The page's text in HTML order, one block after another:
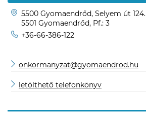
5500 Gyomaendrőd, Selyem út 124.
5501 Gyomaendrőd, Pf.: 3
+36-66-386-122
onkormanyzat@gyomaendrod.hu
letölthető telefonkönyv